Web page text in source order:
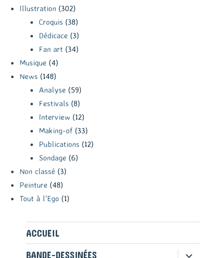
Illustration (302)
Croquis (38)
Dédicace (3)
Fan art (34)
Musique (4)
News (148)
Analyse (59)
Festivals (8)
Interview (12)
Making-of (33)
Publications (12)
Sondage (6)
Non classé (3)
Peinture (48)
Tout à l'Ego (1)
ACCUEIL
BANDE-DESSINÉES
ouvrir